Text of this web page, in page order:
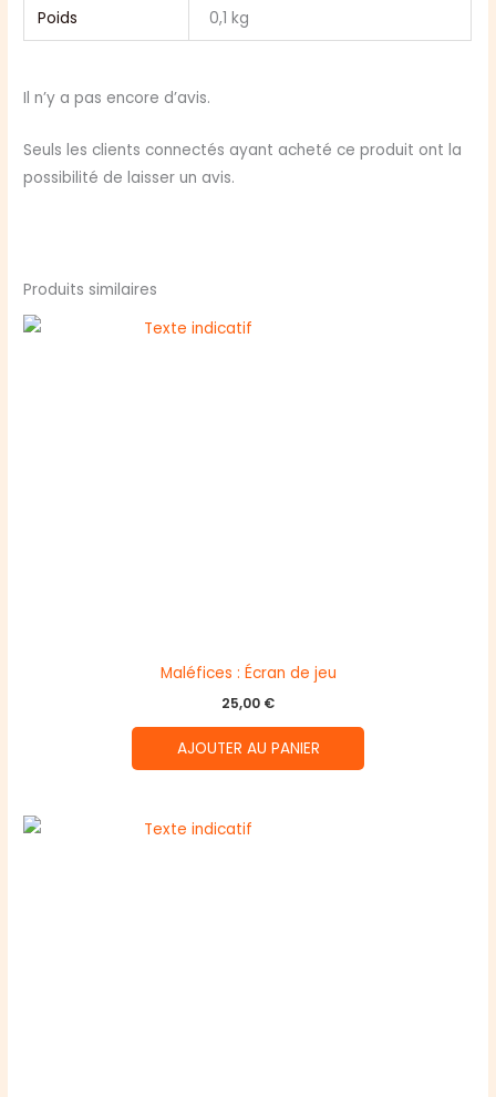
Poids 0,1 kg
Il n’y a pas encore d’avis.
Seuls les clients connectés ayant acheté ce produit ont la
possibilité de laisser un avis.
Produits similaires
Maléfices : Écran de jeu
25,00 €
AJOUTER AU PANIER